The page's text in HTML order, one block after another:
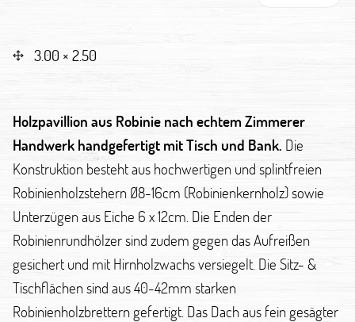
3.00 × 2.50
Holzpavillion aus Robinie nach echtem Zimmerer
Handwerk handgefertigt mit Tisch und Bank. Die
Konstruktion besteht aus hochwertigen und splintfreien
Robinienholzstehern Ø8-16cm (Robinienkernholz) sowie
Unterzügen aus Eiche 6 x 12cm. Die Enden der
Robinienrundhölzer sind zudem gegen das Aufreißen
gesichert und mit Hirnholzwachs versiegelt. Die Sitz- &
Tischflächen sind aus 40-42mm starken
Robinienholzbrettern gefertigt. Das Dach aus fein gesägter